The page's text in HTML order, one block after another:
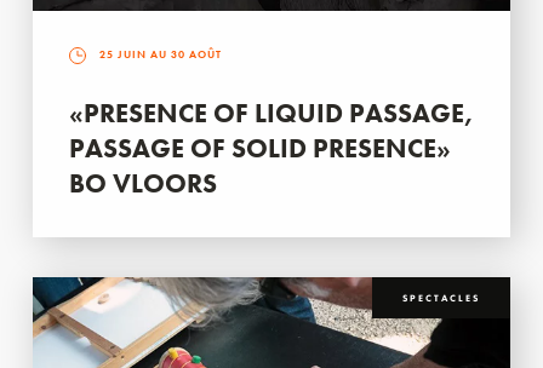
25 JUIN AU 30 AOÛT
«PRESENCE OF LIQUID PASSAGE,
PASSAGE OF SOLID PRESENCE»
BO VLOORS
SPECTACLES